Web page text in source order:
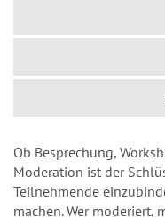
Ob Besprechung,
Moderation ist der
Teilnehmende
machen. Wer moderiert,